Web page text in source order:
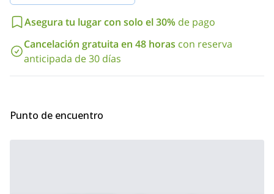
Asegura tu lugar con solo el 30% de pago
Cancelación gratuita en 48 horas con reserva
anticipada de 30 días
Punto de encuentro